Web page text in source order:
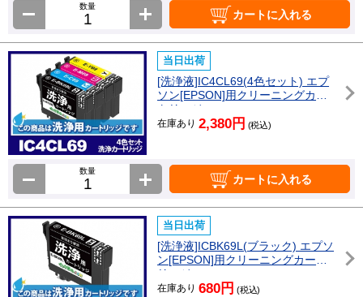
数量
カートに入れる
当日出荷
[洗浄液]IC4CL69(4色セット) エプ
ソン[EPSON]用クリーニングカー
トリッジ
在庫あり 2,380円 (税込)
数量
カートに入れる
当日出荷
[洗浄液]ICBK69L(ブラック) エプソ
ン[EPSON]用クリーニングカート
リッジ
在庫あり 680円 (税込)